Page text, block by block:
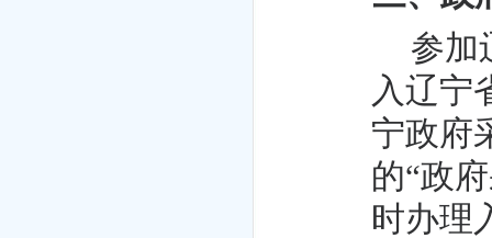
参加
入辽宁
宁政府
的“政
时办理